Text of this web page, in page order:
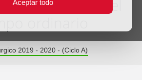
Aceptar todoDomingo del
2019 - 2020 - (Ciclo A)